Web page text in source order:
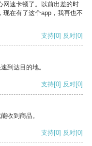
网速卡顿了。以前出差的时
在有了这个app，我再也不
支持[0] 反对[0]
到达目的地。
支持[0] 反对[0]
收到商品。
支持[0] 反对[0]